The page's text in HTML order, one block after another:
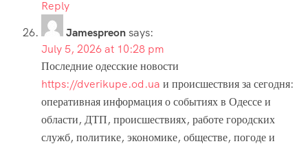
Reply
Jamespreonsays:
July 5, 2026 at 10:28 pm
Последние одесские новости
https://dverikupe.od.ua и происшествия за сегодня:
оперативная информация о событиях в Одессе и
области, ДТП, происшествиях, работе городских
служб, политике, экономике, обществе, погоде и